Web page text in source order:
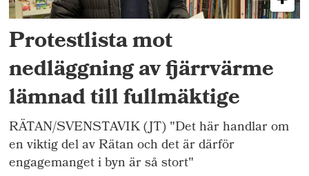
Protestlista mot
nedläggning av fjärrvärme
lämnad till fullmäktige
RÄTAN/SVENSTAVIK (JT) "Det här handlar om
en viktig del av Rätan och det är därför
engagemanget i byn är så stort"